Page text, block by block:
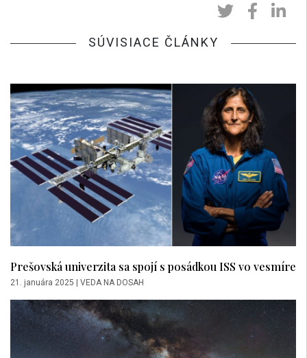
SÚVISIACE ČLÁNKY
Prešovská univerzita sa spojí s posádkou ISS vo vesmíre
21. januára 2025 | VEDA NA DOSAH